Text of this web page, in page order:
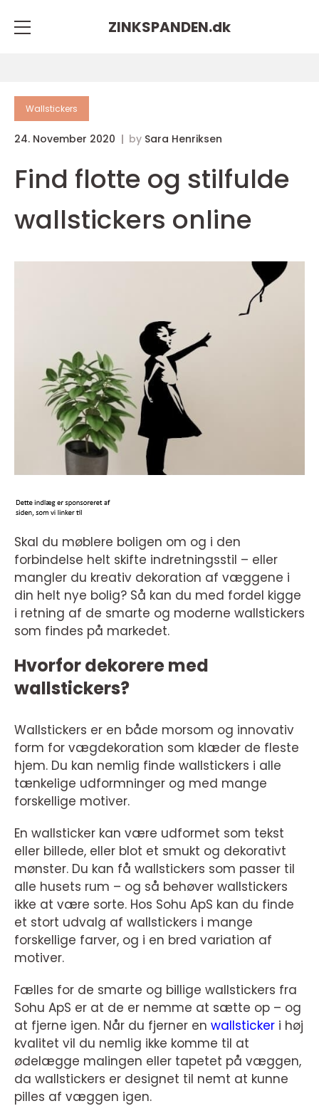
ZINKSPANDEN.dk
Wallstickers
24. November 2020 by Sara Henriksen
Find flotte og stilfulde
wallstickers online
Skal du møblere boligen om og i den
forbindelse helt skifte indretningsstil – eller
mangler du kreativ dekoration af væggene i
din helt nye bolig? Så kan du med fordel kigge
i retning af de smarte og moderne wallstickers
som findes på markedet.
Hvorfor dekorere med
wallstickers?
Wallstickers er en både morsom og innovativ
form for vægdekoration som klæder de fleste
hjem. Du kan nemlig finde wallstickers i alle
tænkelige udformninger og med mange
forskellige motiver.
En wallsticker kan være udformet som tekst
eller billede, eller blot et smukt og dekorativt
mønster. Du kan få wallstickers som passer til
alle husets rum – og så behøver wallstickers
ikke at være sorte. Hos Sohu ApS kan du finde
et stort udvalg af wallstickers i mange
forskellige farver, og i en bred variation af
motiver.
Fælles for de smarte og billige wallstickers fra
Sohu ApS er at de er nemme at sætte op – og
at fjerne igen. Når du fjerner en wallsticker i høj
kvalitet vil du nemlig ikke komme til at
ødelægge malingen eller tapetet på væggen,
da wallstickers er designet til nemt at kunne
pilles af væggen igen.